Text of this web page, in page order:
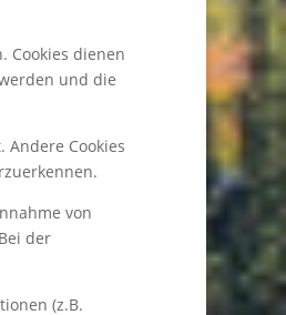
Cookies dienen
und die
Andere Cookies
von
der
(z.B.